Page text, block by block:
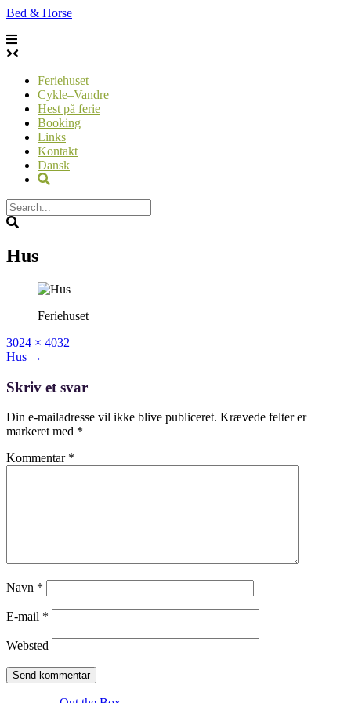
Skip
content
Bed & Horse
Feriehuset
Cykle–Vandre
Hest på ferie
Booking
Links
Kontakt
Dansk
Hus
Feriehuset
Full
size
3024 × 4032
Post
Hus →
Skriv et svar
Din e-mailadresse vil ikke blive publiceret. Krævede felter er
markeret med *
Kommentar *
Navn *
E-mail *
Websted